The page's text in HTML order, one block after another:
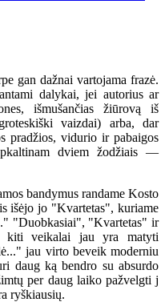
gan dažnai vartojama frazė.
dalykai, jei autorius ar
išmušančias žiūrovą iš
vaizdai) arba, dar
pradžios, vidurio ir pabaigos
dviem žodžiais —
bandymus randame Kosto
išėjo jo "Kvartetas", kuriame
"Duobkasiai", "Kvartetas" ir
kiti veikalai jau yra matyti
jau virto beveik moderniu
daug ką bendro su absurdo
per daug laiko pažvelgti j
ryškiausių.